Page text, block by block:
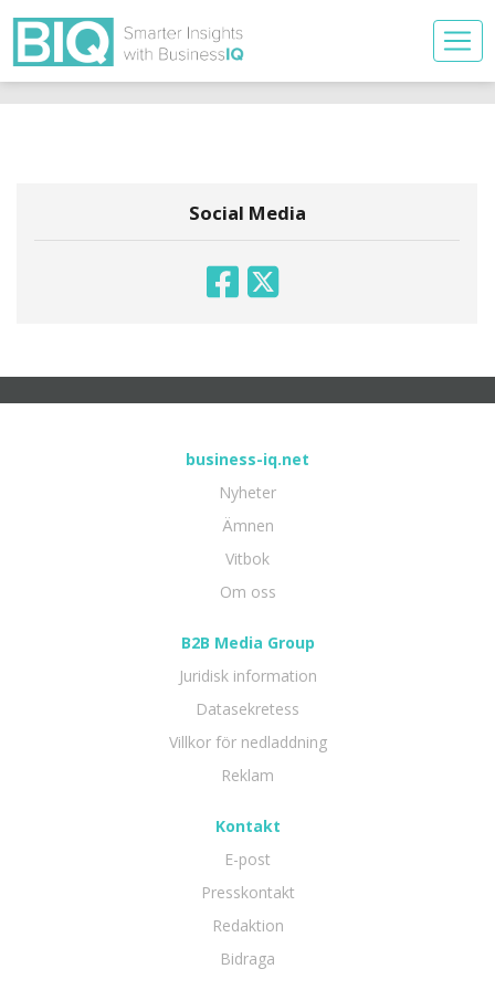
Social Media
business-iq.net
Nyheter
Ämnen
Vitbok
Om oss
B2B Media Group
Juridisk information
Datasekretess
Villkor för nedladdning
Reklam
Kontakt
E-post
Presskontakt
Redaktion
Bidraga